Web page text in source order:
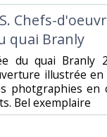
Chefs-
quai Branly
du quai Branly
illustrée en
photgraphies en
Bel exemplaire